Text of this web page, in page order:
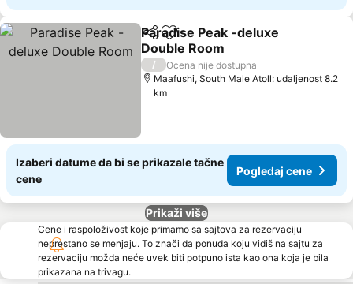
Deli Dodati u favorite
Paradise Peak -deluxe
Double Room
/
Ocena nije dostupna
Maafushi, South Male Atoll: udaljenost 8.2
km
Izaberi datume da bi se prikazale tačne
cene
Pogledaj cene
Prikaži više
Cene i raspoloživost koje primamo sa sajtova za rezervaciju
neprestano se menjaju. To znači da ponuda koju vidiš na sajtu za
rezervaciju možda neće uvek biti potpuno ista kao ona koja je bila
prikazana na trivagu.